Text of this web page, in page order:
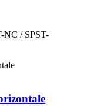
NC / SPST-